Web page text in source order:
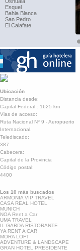
Esquel
Bahia Blanca
San Pedro
El Calafate
Ubicación
Distancia desde:
Capital Federal : 1625 km
Vias de acceso:
Ruta Nacional Nº 9 - Aeropuerto
Internacional.
Telediscado:
387
Cabecera:
Capital de la Provincia
Código postal:
4400
Los 10 más buscados
ARMONIA VIP TRAVEL
CASA REAL HOTEL
MUNICH
NOA Rent a Car
UMA TRAVEL
IL GARDA RISTORANTE
YA RENT A CAR
MORA LOFT
ADVENTURE & LANDSCAPE
GRAN HOTEL PRESIDENTE